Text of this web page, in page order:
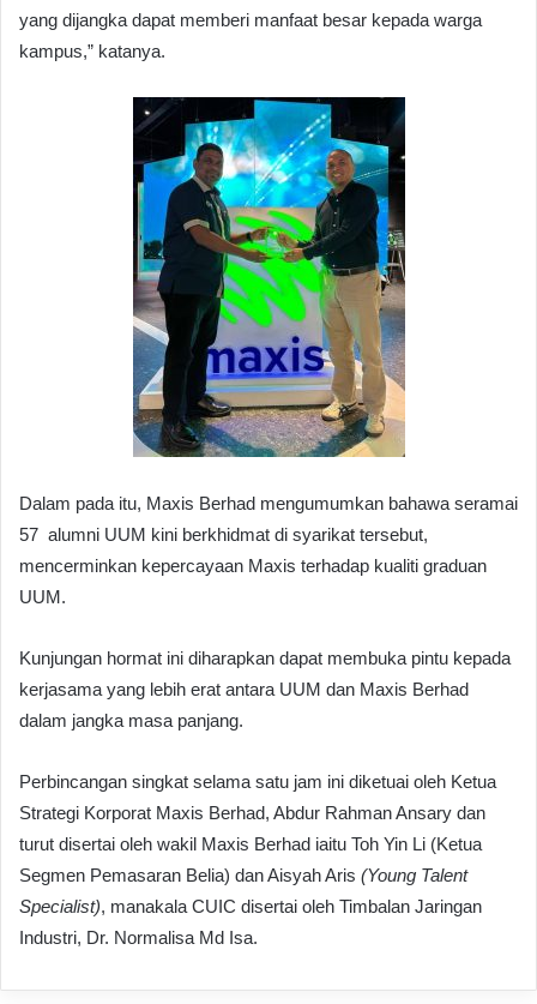
yang dijangka dapat memberi manfaat besar kepada warga
kampus,” katanya.
Dalam pada itu, Maxis Berhad mengumumkan bahawa seramai
57 alumni UUM kini berkhidmat di syarikat tersebut,
mencerminkan kepercayaan Maxis terhadap kualiti graduan
UUM.
Kunjungan hormat ini diharapkan dapat membuka pintu kepada
kerjasama yang lebih erat antara UUM dan Maxis Berhad
dalam jangka masa panjang.
Perbincangan singkat selama satu jam ini diketuai oleh Ketua
Strategi Korporat Maxis Berhad, Abdur Rahman Ansary dan
turut disertai oleh wakil Maxis Berhad iaitu Toh Yin Li (Ketua
Segmen Pemasaran Belia) dan Aisyah Aris (Young Talent
Specialist), manakala CUIC disertai oleh Timbalan Jaringan
Industri, Dr. Normalisa Md Isa.